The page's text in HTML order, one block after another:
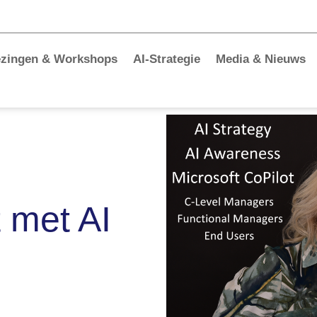
& Workshops AI-Strategie Media & Nieuws
AI